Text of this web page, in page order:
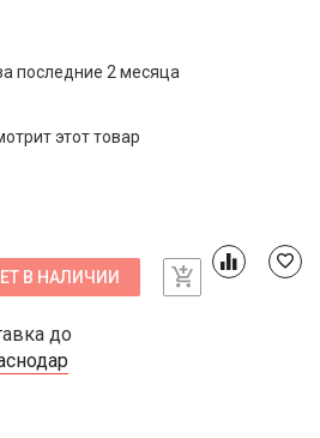
последние 2 месяца
этот товар
В НАЛИЧИИ
до